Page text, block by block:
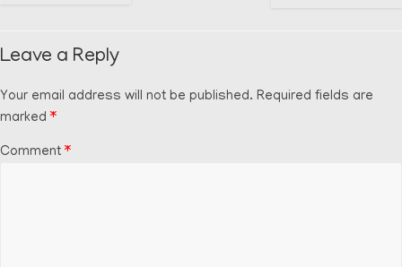
Leave a Reply
Your email address will not be published. Required fields are
marked *
Comment *